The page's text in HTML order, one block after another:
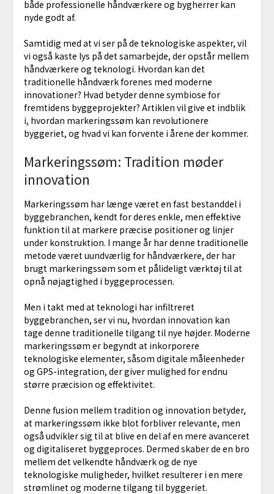
både professionelle håndværkere og bygherrer kan
nyde godt af.
Samtidig med at vi ser på de teknologiske aspekter, vil
vi også kaste lys på det samarbejde, der opstår mellem
håndværkere og teknologi. Hvordan kan det
traditionelle håndværk forenes med moderne
innovationer? Hvad betyder denne symbiose for
fremtidens byggeprojekter? Artiklen vil give et indblik
i, hvordan markeringssøm kan revolutionere
byggeriet, og hvad vi kan forvente i årene der kommer.
Markeringssøm: Tradition møder
innovation
Markeringssøm har længe været en fast bestanddel i
byggebranchen, kendt for deres enkle, men effektive
funktion til at markere præcise positioner og linjer
under konstruktion. I mange år har denne traditionelle
metode været uundværlig for håndværkere, der har
brugt markeringssøm som et pålideligt værktøj til at
opnå nøjagtighed i byggeprocessen.
Men i takt med at teknologi har infiltreret
byggebranchen, ser vi nu, hvordan innovation kan
tage denne traditionelle tilgang til nye højder. Moderne
markeringssøm er begyndt at inkorporere
teknologiske elementer, såsom digitale måleenheder
og GPS-integration, der giver mulighed for endnu
større præcision og effektivitet.
Denne fusion mellem tradition og innovation betyder,
at markeringssøm ikke blot forbliver relevante, men
også udvikler sig til at blive en del af en mere avanceret
og digitaliseret byggeproces. Dermed skaber de en bro
mellem det velkendte håndværk og de nye
teknologiske muligheder, hvilket resulterer i en mere
strømlinet og moderne tilgang til byggeriet.